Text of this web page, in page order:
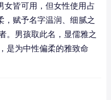
女皆可用，但女性使用占
，赋予名字温润、细腻之
。男孩取此名，显儒雅之
是为中性偏柔的雅致命